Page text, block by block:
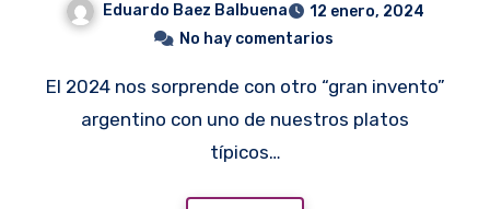
Eduardo Baez Balbuena
12 enero, 2024
No hay comentarios
El 2024 nos sorprende con otro “gran invento”
argentino con uno de nuestros platos
típicos…